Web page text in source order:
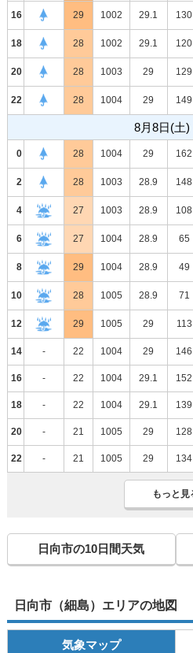
16 29 1002 29.1 130
18 28 1002 29.1 120
20 28 1003 29 129
22 28 1004 29 149
8月8日(土)
0 28 1004 29 162
2 28 1003 28.9 148
4 27 1003 28.9 108
6 27 1004 28.9 65
8 29 1004 28.9 49
10 28 1005 28.9 71
12 29 1005 29 113
14 - 22 1004 29 146
16 - 22 1004 29.1 152
18 - 22 1004 29.1 139
20 - 21 1005 29 128
22 - 21 1005 29 134
もっと見
日向市の10日間天気
日向市（細島）エリアの地図
気象マップ